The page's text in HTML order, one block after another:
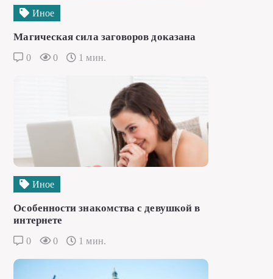
Иное
Магическая сила заговоров доказана
0 0 1 мин.
Иное
Особенности знакомства с девушкой в
интернете
0 0 1 мин.